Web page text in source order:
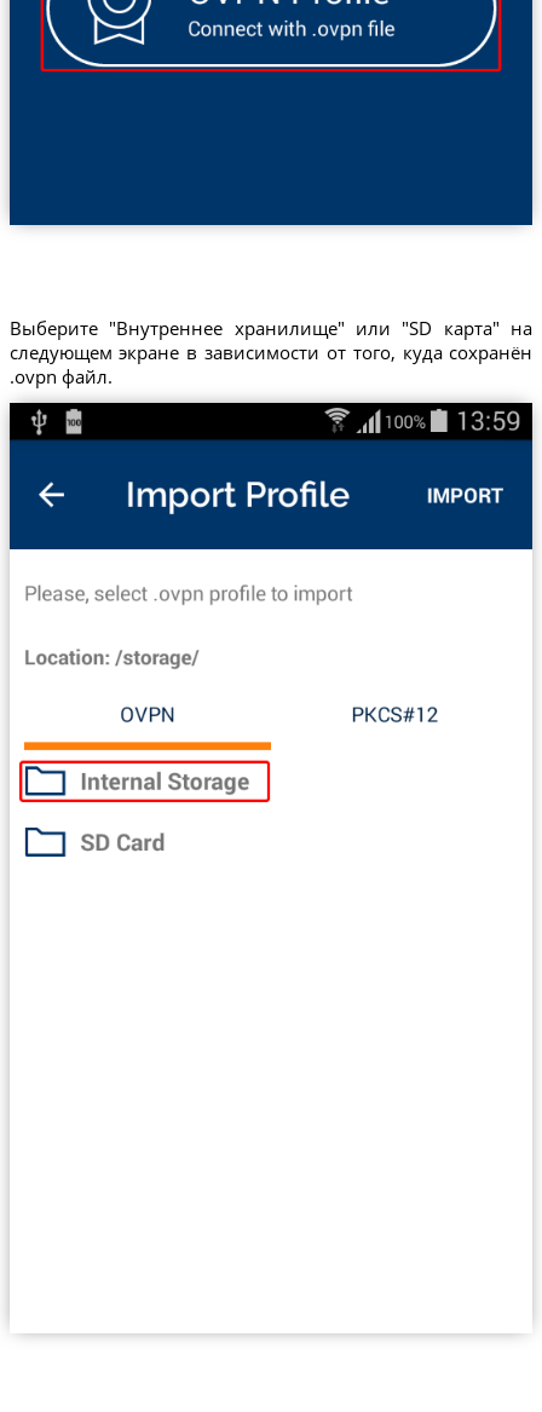
Выберите "Внутреннее хранилище" или "SD карта" на
следующем экране в зависимости от того, куда сохранён
.ovpn файл.